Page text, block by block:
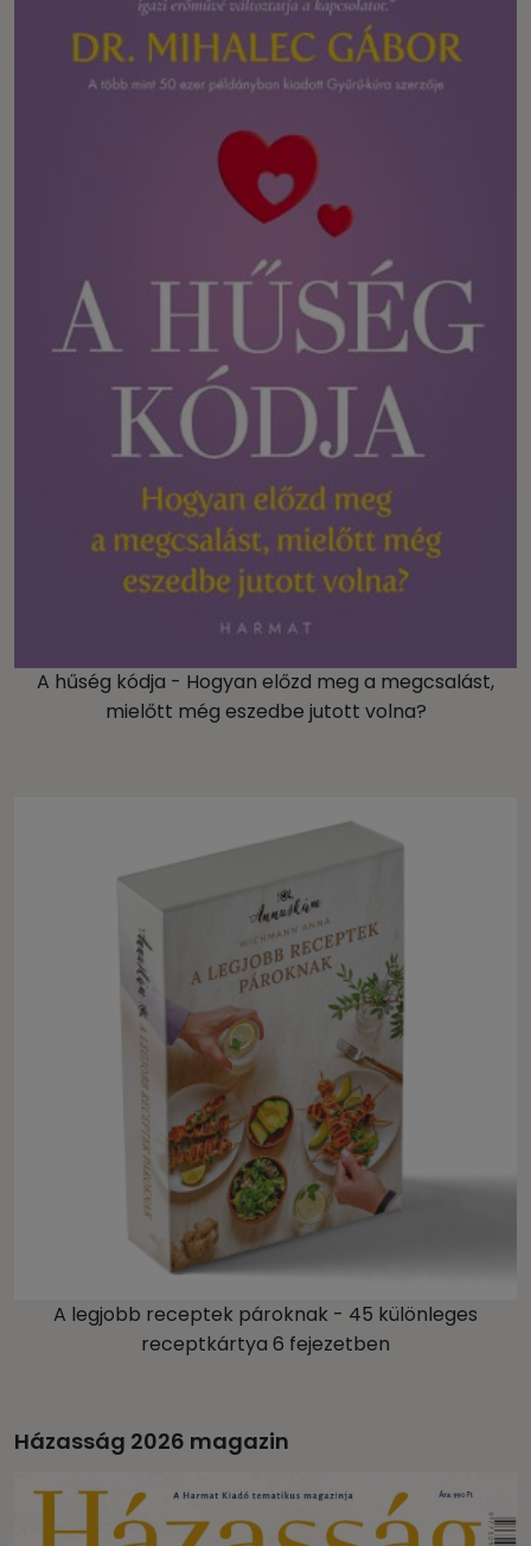
A hűség kódja - Hogyan előzd meg a megcsalást,
mielőtt még eszedbe jutott volna?
A legjobb receptek pároknak - 45 különleges
receptkártya 6 fejezetben
Házasság 2026 magazin